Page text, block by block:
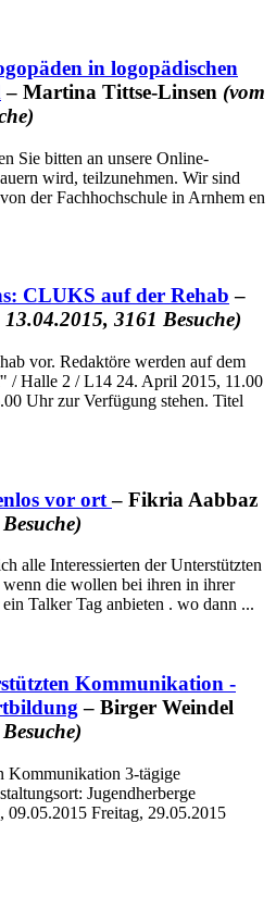
in logopädischen
– Martina Tittse-Linsen (vom
Sie bitten an unsere Online-
wird, teilzunehmen. Wir sind
der Fachhochschule in Arnhem en
CLUKS auf der Rehab –
13.04.2015, 3161 Besuche)
vor. Redaktöre werden auf dem
Halle 2 / L14 24. April 2015, 11.00
Uhr zur Verfügung stehen. Titel
vor ort– Fikria Aabbaz
alle Interessierten der Unterstützten
die wollen bei ihren in ihrer
Talker Tag anbieten . wo dann ...
Kommunikation -
– Birger Weindel
Kommunikation 3-tägige
Jugendherberge
09.05.2015 Freitag, 29.05.2015